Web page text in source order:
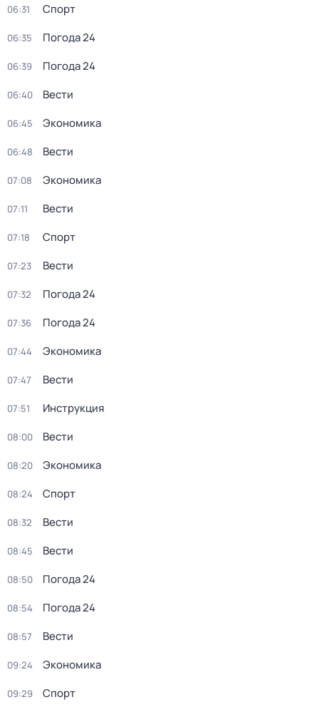
06:31 Спорт
06:35 Погода 24
06:39 Погода 24
06:40 Вести
06:45 Экономика
06:48 Вести
07:08 Экономика
07:11 Вести
07:18 Спорт
07:23 Вести
07:32 Погода 24
07:36 Погода 24
07:44 Экономика
07:47 Вести
07:51 Инструкция
08:00 Вести
08:20 Экономика
08:24 Спорт
08:32 Вести
08:45 Вести
08:50 Погода 24
08:54 Погода 24
08:57 Вести
09:24 Экономика
09:29 Спорт